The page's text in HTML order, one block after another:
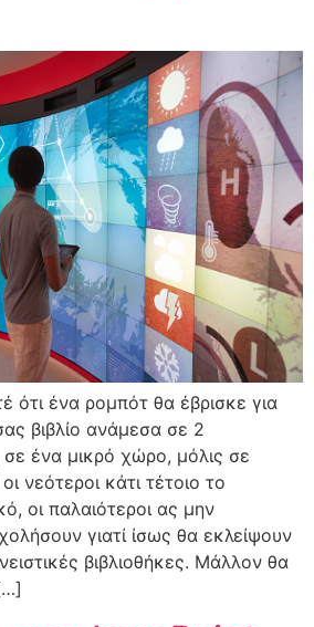
ότι ένα ρομπότ θα έβρισκε για
βιβλίο ανάμεσα σε 2
σε ένα μικρό χώρο, μόλις σε
νεότεροι κάτι τέτοιο το
οι παλαιότεροι ας μην
γιατί ίσως θα εκλείψουν
βιβλιοθήκες. Μάλλον θα